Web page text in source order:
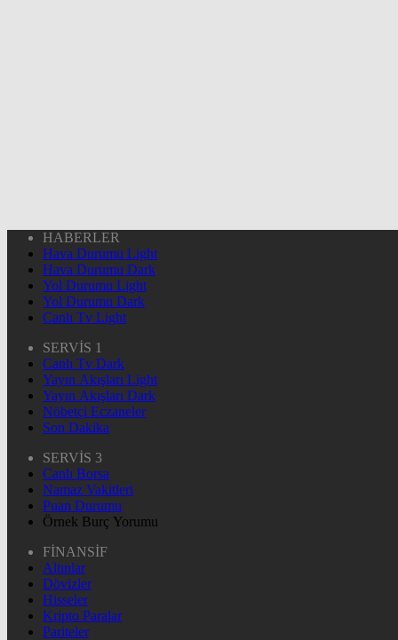
HABERLER
Hava Durumu Light
Hava Durumu Dark
Yol Durumu Light
Yol Durumu Dark
Canlı Tv Light
SERVİS 1
Canlı Tv Dark
Yayın Akışları Light
Yayın Akışları Dark
Nöbetçi Eczaneler
Son Dakika
SERVİS 3
Canlı Borsa
Namaz Vakitleri
Puan Durumu
Örnek Burç Yorumu
FİNANSİF
Altınlar
Dövizler
Hisseler
Kripto Paralar
Pariteler